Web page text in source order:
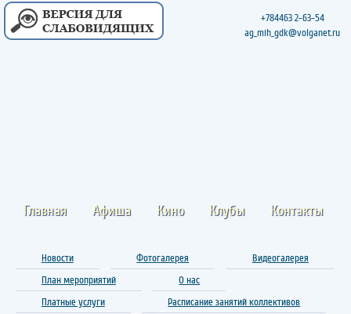
+784463 2-63-54
ag_mih_gdk@volganet.ru
Главная Афиша Кино Клубы Контакты
Новости Фотогалерея
Видеогалерея
План мероприятий
О нас
Платные услуги
Расписание занятий коллективов